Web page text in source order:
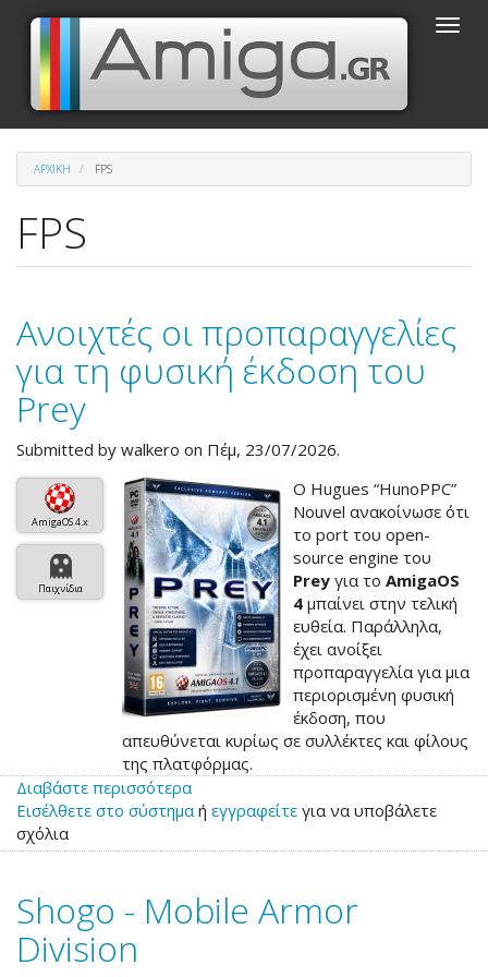
Παράκαμψη
κυρίως
περιεχόμενο
Toggle
ΑΡΧΙΚΉ FPS
FPS
Ανοιχτές οι προπαραγγελίες
για τη φυσική έκδοση του
Prey
Submitted by walkero on Πέμ, 23/07/2026.
AmigaOS 4.x
Παιχνίδια
Ο Hugues “HunoPPC”
Nouvel ανακοίνωσε ότι
το port του open-
source engine του
Prey για το AmigaOS
4 μπαίνει στην τελική
ευθεία. Παράλληλα,
έχει ανοίξει
προπαραγγελία για μια
περιορισμένη φυσική
έκδοση, που
απευθύνεται κυρίως σε συλλέκτες και φίλους
της πλατφόρμας.
Διαβάστε περισσότεραγια
το
οι
για
τη
Εισέλθετε στο σύστημαή εγγραφείτε για να υποβάλετε
σχόλια
Shogo - Mobile Armor
Division